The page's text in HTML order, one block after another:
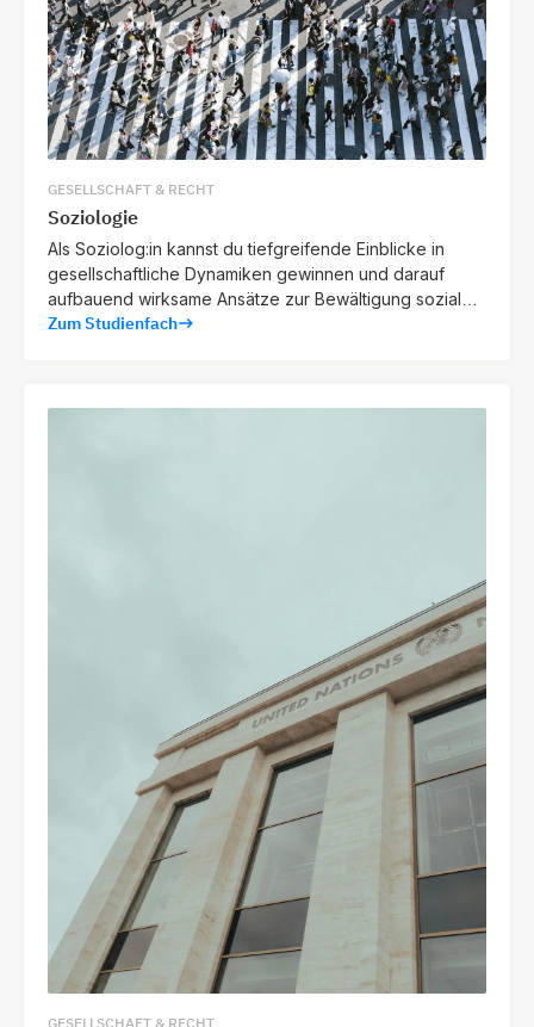
GESELLSCHAFT & RECHT
Soziologie
Als Soziolog:in kannst du tiefgreifende Einblicke in
gesellschaftliche Dynamiken gewinnen und darauf
aufbauend wirksame Ansätze zur Bewältigung sozialer
Herausforderungen konzipieren.
Zum Studienfach
GESELLSCHAFT & RECHT